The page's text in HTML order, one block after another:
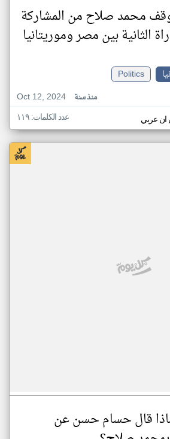
محمد صلاح من المشاركة
الثانية بين مصر وموريتانيا
Politics
Oct 12, 2024
منذ سنة
عربي عدد الكلمات: ١١٩
قال حسام حسن عن